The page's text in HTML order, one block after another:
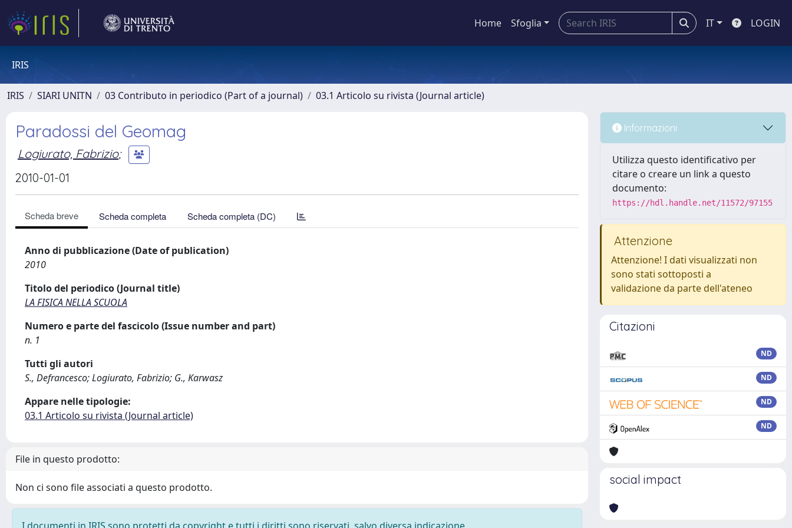
Home Sfoglia IT LOGIN
IRIS
IRIS SIARI UNITN 03 Contributo in periodico (Part of a journal) 03.1 Articolo su rivista (Journal article)
Paradossi del Geomag
Logiurato, Fabrizio;
2010-01-01
Scheda breve Scheda completa Scheda completa (DC)
Anno di pubblicazione (Date of publication)
2010
Titolo del periodico (Journal title)
LA FISICA NELLA SCUOLA
Numero e parte del fascicolo (Issue number and part)
n. 1
Tutti gli autori
S., Defrancesco; Logiurato, Fabrizio; G., Karwasz
Appare nelle tipologie:
03.1 Articolo su rivista (Journal article)
File in questo prodotto:
Non ci sono file associati a questo prodotto.
Informazioni
Utilizza questo identificativo per
citare o creare un link a questo
documento:
https://hdl.handle.net/11572/97155
Attenzione
Attenzione! I dati visualizzati non
sono stati sottoposti a
validazione da parte dell'ateneo
Citazioni
ND
ND
ND
ND
social impact